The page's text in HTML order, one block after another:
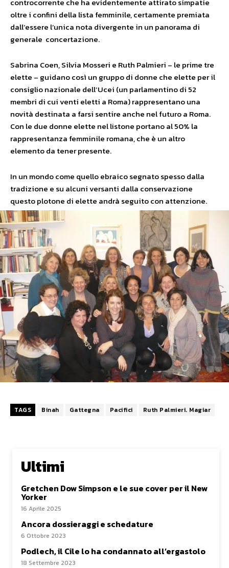
oltre i confini della lista femminile, certamente premiata
dall’essere l’unica nota divergente in un panorama di
generale concertazione.
Sabrina Coen, Silvia Mosseri e Ruth Palmieri – le prime tre
elette – guidano così un gruppo di donne che elette per il
consiglio nazionale dell’Ucei (un parlamentino di 52
membri di cui venti eletti a Roma) rappresentano una
novità destinata a farsi sentire anche nel futuro a Roma.
Con le due donne elette nel listone portano al 50% la
rappresentanza femminile romana, che è un altro
elemento da tener presente.
In un mondo come quello ebraico segnato spesso dalla
tradizione e su alcuni versanti dalla conservazione
questo plotone di elette andrà seguito con attenzione.
TAGS Binah Gattegna Pacifici Ruth Palmieri. Magiar
Ultimi
Gretchen Dow Simpson e le sue cover per il New
Yorker
16 Aprile 2025
Ancora dossieraggi e schedature
6 Ottobre 2023
Podlech, il Cile lo ha condannato all’ergastolo
18 Settembre 2023